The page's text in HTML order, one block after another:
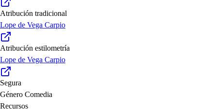
Atribución tradicional
Lope de Vega Carpio
Atribución estilometría
Lope de Vega Carpio
Segura
Género Comedia
Recursos